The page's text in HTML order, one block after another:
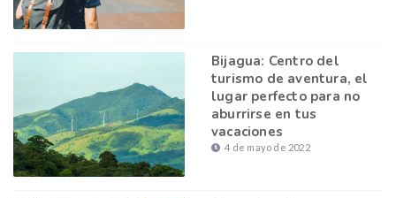
Bijagua: Centro del
turismo de aventura, el
lugar perfecto para no
aburrirse en tus
vacaciones
4 de mayo de 2022